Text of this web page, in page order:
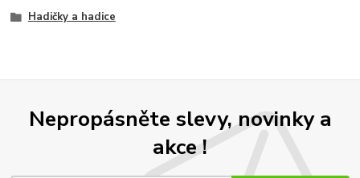
Hadičky a hadice
Nepropásněte slevy, novinky a
akce !